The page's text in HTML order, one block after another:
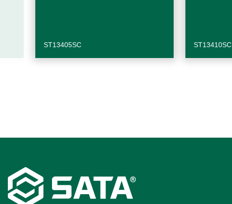
ST13405SC ST13410SC
Footer